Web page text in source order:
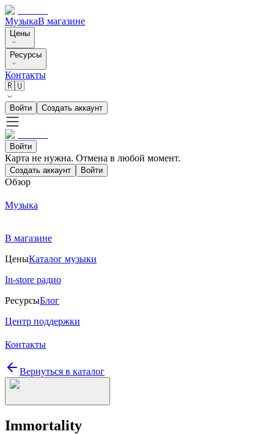
МузыкаВ магазине
Цены
Ресурсы
Контакты
🇷🇺
Войти Создать аккаунт
Войти
Карта не нужна. Отмена в любой момент.
Создать аккаунт Войти
Обзор
Музыка
В магазине
ЦеныКаталог музыки
In-store радио
РесурсыБлог
Центр поддержки
Контакты
Вернуться в каталог
Immortality